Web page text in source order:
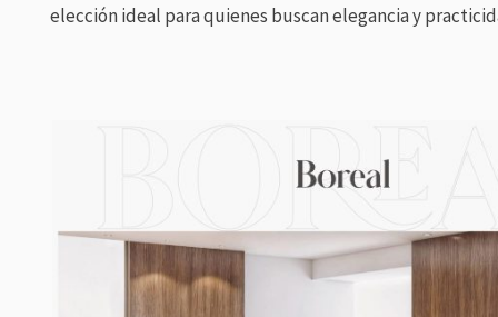
elección ideal para quienes buscan elegancia y